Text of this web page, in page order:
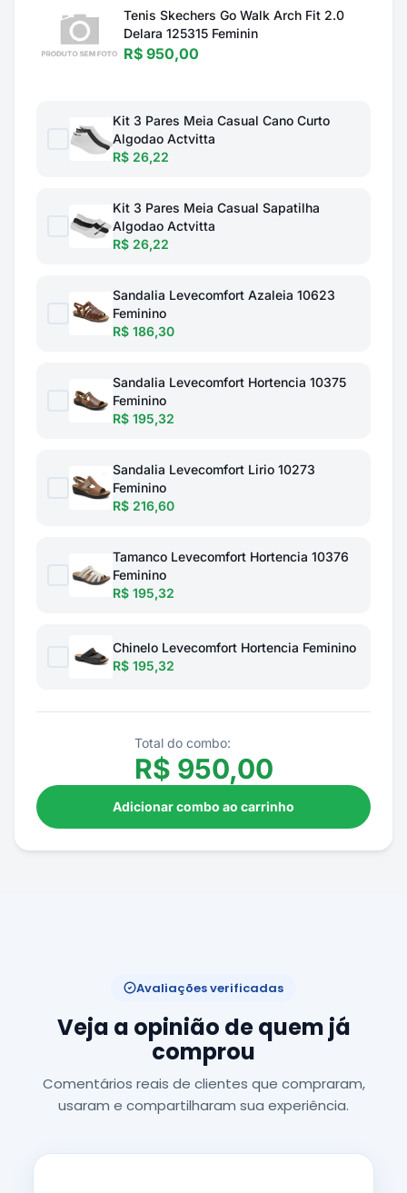
Tenis Skechers Go Walk Arch Fit 2.0
Delara 125315 Feminin
R$ 950,00
Kit 3 Pares Meia Casual Cano Curto
Algodao Actvitta
R$ 26,22
Kit 3 Pares Meia Casual Sapatilha
Algodao Actvitta
R$ 26,22
Sandalia Levecomfort Azaleia 10623
Feminino
R$ 186,30
Sandalia Levecomfort Hortencia 10375
Feminino
R$ 195,32
Sandalia Levecomfort Lirio 10273
Feminino
R$ 216,60
Tamanco Levecomfort Hortencia 10376
Feminino
R$ 195,32
Chinelo Levecomfort Hortencia Feminino
R$ 195,32
Total do combo:
R$ 950,00
Adicionar combo ao carrinho
Avaliações verificadas
Veja a opinião de quem já
comprou
Comentários reais de clientes que compraram,
usaram e compartilharam sua experiência.